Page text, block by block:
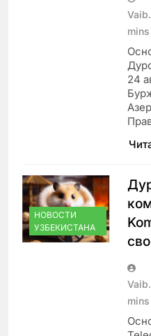
mins
24
НОВОСТИ
УЗБЕКИСТАНА
mins